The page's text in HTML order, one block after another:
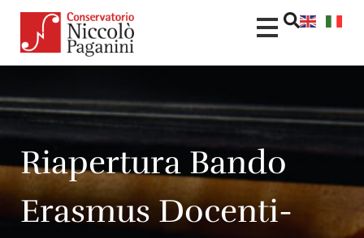
Riapertura Bando
Erasmus Docenti-